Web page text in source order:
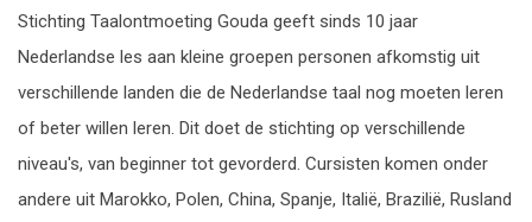
Stichting Taalontmoeting Gouda geeft sinds 10 jaar
Nederlandse les aan kleine groepen personen afkomstig uit
verschillende landen die de Nederlandse taal nog moeten leren
of beter willen leren. Dit doet de stichting op verschillende
niveau's, van beginner tot gevorderd. Cursisten komen onder
andere uit Marokko, Polen, China, Spanje, Italië, Brazilië, Rusland